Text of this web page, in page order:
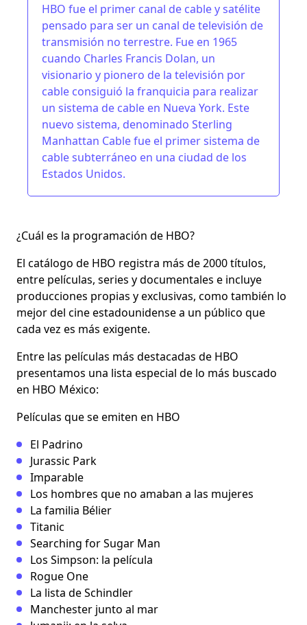
HBO fue el primer canal de cable y satélite
pensado para ser un canal de televisión de
transmisión no terrestre. Fue en 1965
cuando Charles Francis Dolan, un
visionario y pionero de la televisión por
cable consiguió la franquicia para realizar
un sistema de cable en Nueva York.​ Este
nuevo sistema, denominado Sterling
Manhattan Cable fue el primer sistema de
cable subterráneo en una ciudad de los
Estados Unidos.
¿Cuál es la programación de HBO?
El catálogo de HBO registra más de 2000 títulos,
entre películas, series y documentales e incluye
producciones propias y exclusivas, como también lo
mejor del cine estadounidense a un público que
cada vez es más exigente.
Entre las películas más destacadas de HBO
presentamos una lista especial de lo más buscado
en HBO México:
Películas que se emiten en HBO
El Padrino
Jurassic Park
Imparable
Los hombres que no amaban a las mujeres
La familia Bélier
Titanic
Searching for Sugar Man
Los Simpson: la película
Rogue One
La lista de Schindler
Manchester junto al mar